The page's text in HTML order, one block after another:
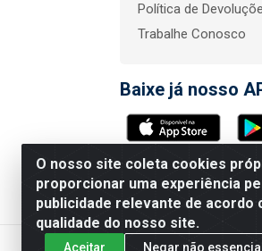
O nosso site coleta cookies
proporcionar uma experiência
publicidade relevante de
qualidade do nosso site.
Aceitar Negar não
Política de
Trabalhe Conosco
Baixe já nosso